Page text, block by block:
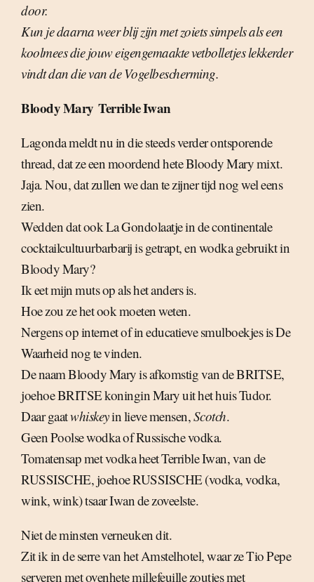
door.
Kun je daarna weer blij zijn met zoiets simpels als een
koolmees die jouw eigengemaakte vetbolletjes lekkerder
vindt dan die van de Vogelbescherming.
Bloody Mary  Terrible Iwan
Lagonda meldt nu in die steeds verder ontsporende
thread, dat ze een moordend hete Bloody Mary mixt.
Jaja. Nou, dat zullen we dan te zijner tijd nog wel eens
zien.
Wedden dat ook La Gondolaatje in de continentale
cocktailcultuurbarbarij is getrapt, en wodka gebruikt in
Bloody Mary?
Ik eet mijn muts op als het anders is.
Hoe zou ze het ook moeten weten.
Nergens op internet of in educatieve smulboekjes is De
Waarheid nog te vinden.
De naam Bloody Mary is afkomstig van de BRITSE,
joehoe BRITSE koningin Mary uit het huis Tudor.
Daar gaatwhiskeyin lieve mensen,Scotch.
Geen Poolse wodka of Russische vodka.
Tomatensap met vodka heet Terrible Iwan, van de
RUSSISCHE, joehoe RUSSISCHE (vodka, vodka,
wink, wink) tsaar Iwan de zoveelste.
Niet de minsten verneuken dit.
Zit ik in de serre van het Amstelhotel, waar ze Tio Pepe
serveren met ovenhete millefeuille zoutjes met